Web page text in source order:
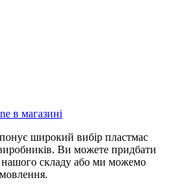
в магазині
широкий вибір пластмас
Ви можете придбати
складу або ми можемо